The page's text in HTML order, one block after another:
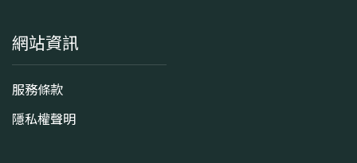
網站資訊
服務條款
隱私權聲明